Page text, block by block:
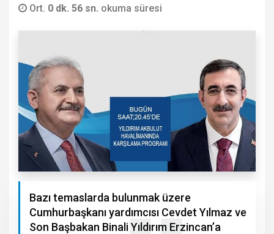
Ort. 0 dk. 56 sn. okuma süresi
Bazı temaslarda bulunmak üzere
Cumhurbaşkanı yardımcısı Cevdet Yılmaz ve
Son Başbakan Binali Yıldırım Erzincan’a